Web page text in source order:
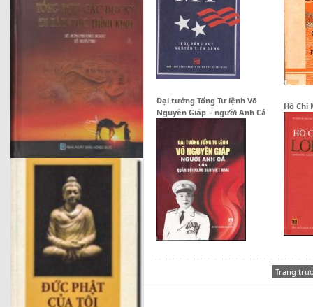
Đại tướng Tổng Tư lệnh Võ
Nguyên Giáp – người Anh Cả
Hồ Chí
Trang